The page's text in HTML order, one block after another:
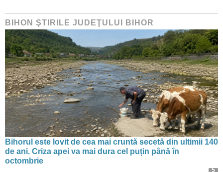
BIHON ŞTIRILE JUDEŢULUI BIHOR
Bihorul este lovit de cea mai cruntă secetă din ultimii 140
de ani. Criza apei va mai dura cel puțin până în
octombrie
5